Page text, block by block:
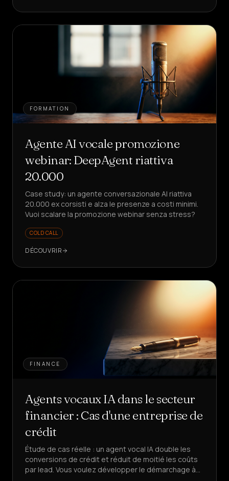
FORMATION
Agente AI vocale promozione
webinar: DeepAgent riattiva
20.000
Case study: un agente conversazionale AI riattiva
20.000 ex corsisti e alza le presenze a costi minimi.
Vuoi scalare la promozione webinar senza stress?
COLD CALL
DÉCOUVRIR
FINANCE
Agents vocaux IA dans le secteur
financier : Cas d'une entreprise de
crédit
Étude de cas réelle : un agent vocal IA double les
conversions de crédit et réduit de moitié les coûts
par lead. Vous voulez développer le démarchage à